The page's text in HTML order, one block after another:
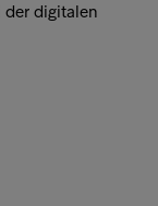
digitalen